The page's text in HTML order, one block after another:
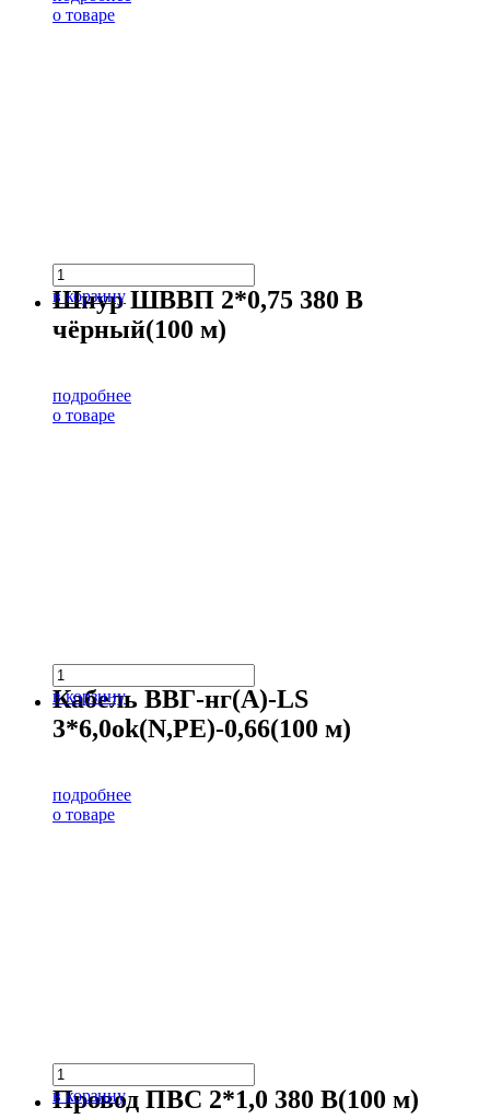
о товаре
в корзину
Шнур ШВВП 2*0,75 380 В
чёрный(100 м)
подробнее
о товаре
в корзину
Кабель ВВГ-нг(А)-LS
3*6,0ok(N,PE)-0,66(100 м)
подробнее
о товаре
в корзину
Провод ПВС 2*1,0 380 В(100 м)